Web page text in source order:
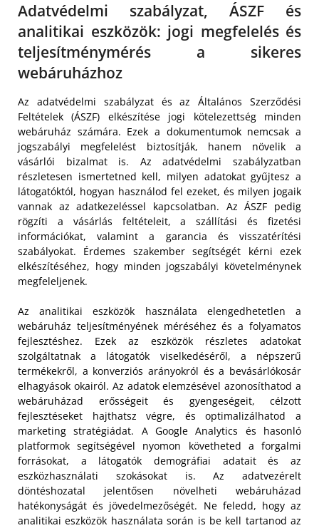
Adatvédelmi szabályzat, ÁSZF és
analitikai eszközök: jogi megfelelés és
teljesítménymérés a sikeres
webáruházhoz
Az adatvédelmi szabályzat és az Általános Szerződési
Feltételek (ÁSZF) elkészítése jogi kötelezettség minden
webáruház számára. Ezek a dokumentumok nemcsak a
jogszabályi megfelelést biztosítják, hanem növelik a
vásárlói bizalmat is. Az adatvédelmi szabályzatban
részletesen ismertetned kell, milyen adatokat gyűjtesz a
látogatóktól, hogyan használod fel ezeket, és milyen jogaik
vannak az adatkezeléssel kapcsolatban. Az ÁSZF pedig
rögzíti a vásárlás feltételeit, a szállítási és fizetési
információkat, valamint a garancia és visszatérítési
szabályokat. Érdemes szakember segítségét kérni ezek
elkészítéséhez, hogy minden jogszabályi követelménynek
megfeleljenek.
Az analitikai eszközök használata elengedhetetlen a
webáruház teljesítményének méréséhez és a folyamatos
fejlesztéshez. Ezek az eszközök részletes adatokat
szolgáltatnak a látogatók viselkedéséről, a népszerű
termékekről, a konverziós arányokról és a bevásárlókosár
elhagyások okairól. Az adatok elemzésével azonosíthatod a
webáruházad erősségeit és gyengeségeit, célzott
fejlesztéseket hajthatsz végre, és optimalizálhatod a
marketing stratégiádat. A Google Analytics és hasonló
platformok segítségével nyomon követheted a forgalmi
forrásokat, a látogatók demográfiai adatait és az
eszközhasználati szokásokat is. Az adatvezérelt
döntéshozatal jelentősen növelheti webáruházad
hatékonyságát és jövedelmezőségét. Ne feledd, hogy az
analitikai eszközök használata során is be kell tartanod az